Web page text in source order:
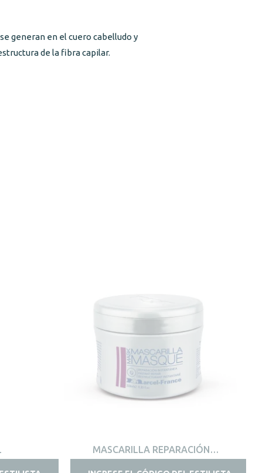
generan en el cuero cabelludo y
de la fibra capilar.
MASCARILLA REPARACIÓN
INSTANTÁNEA 350ML